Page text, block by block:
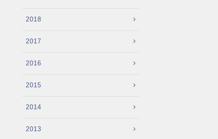
2018
2017
2016
2015
2014
2013